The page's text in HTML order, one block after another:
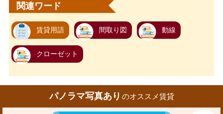
関連ワード
賃貸用語 間取り図 動線
クローゼット
パノラマ写真あり のオススメ賃貸